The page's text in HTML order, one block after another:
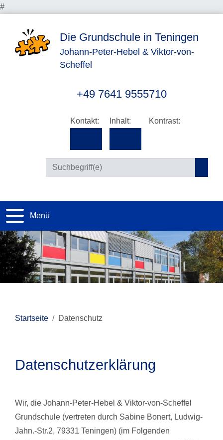
#
Die Grundschule in Teningen
Johann-Peter-Hebel & Viktor-von-
Scheffel
+49 7641 9555710
Kontakt: Inhalt: Kontrast:
Menü
Startseite Datenschutz
Datenschutzerklärung
Wir, die Johann-Peter-Hebel & Viktor-von-Scheffel
Grundschule (vertreten durch Sabine Bonert, Ludwig-
Jahn.-Str.2, 79331 Teningen) (im Folgenden